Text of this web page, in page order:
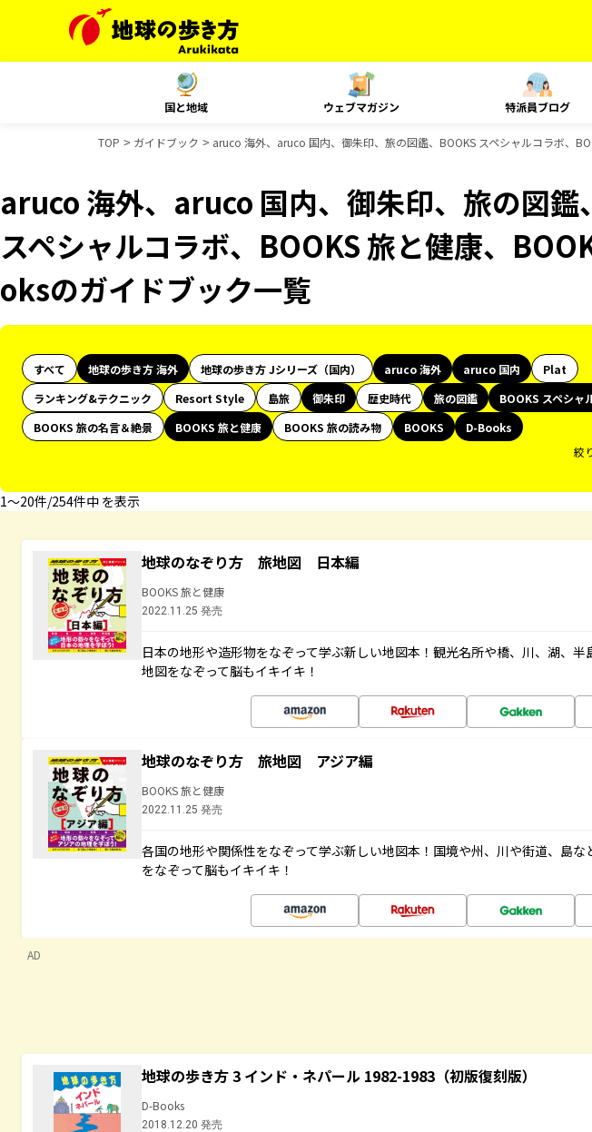
国と地域 ウェブマガジン 特派員ブログ
TOP ガイドブック aruco 海外、aruco 国内、御朱印、旅の図鑑、BOOKS スペシャルコラボ、
aruco 海外、aruco 国内、御朱印、旅の図鑑
スペシャルコラボ、BOOKS 旅と健康、
oksのガイドブック一覧
すべて 地球の歩き方 海外 地球の歩き方 Jシリーズ（国内） aruco 海外 aruco 国内
Plat
ランキング&テクニック
Resort Style 島旅 御朱印 歴史時代 旅の図鑑
BOOKS スペシャ
BOOKS 旅の名言＆絶景
BOOKS 旅と健康 BOOKS 旅の読み物 BOOKS
D-Books
絞
1〜20件/254件中 を表示
地球のなぞり方 旅地図 日本編
BOOKS 旅と健康
2022.11.25 発売
日本の地形や造形物をなぞって学ぶ新しい地図本！観光名所や橋、川、湖、半
地図をなぞって脳もイキイキ！
地球のなぞり方 旅地図 アジア編
BOOKS 旅と健康
2022.11.25 発売
各国の地形や関係性をなぞって学ぶ新しい地図本！国境や州、川や街道、島な
をなぞって脳もイキイキ！
AD
地球の歩き方 3 インド・ネパール 1982-1983（初版復刻版）
D-Books
2018.12.20 発売